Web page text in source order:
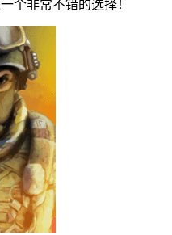
个非常不错的选择！